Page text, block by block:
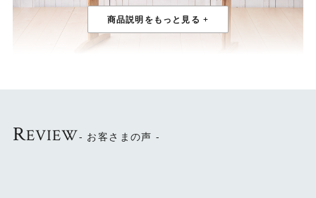
木の温もりを感じる優しい風合い
REVIEW- お客さまの声 -